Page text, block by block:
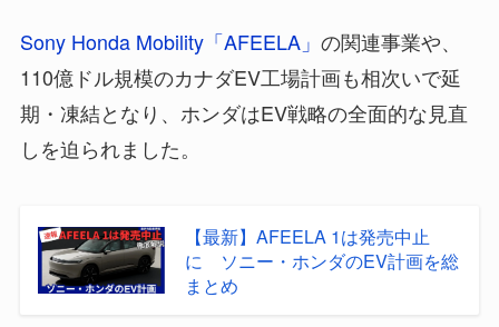
Sony Honda Mobility「AFEELA」 の関連事業や、
110億ドル規模のカナダEV工場計画も相次いで延
期・凍結となり、ホンダはEV戦略の全面的な見直
しを迫られました。
【最新】AFEELA 1は発売中止
に ソニー・ホンダのEV計画を総
まとめ